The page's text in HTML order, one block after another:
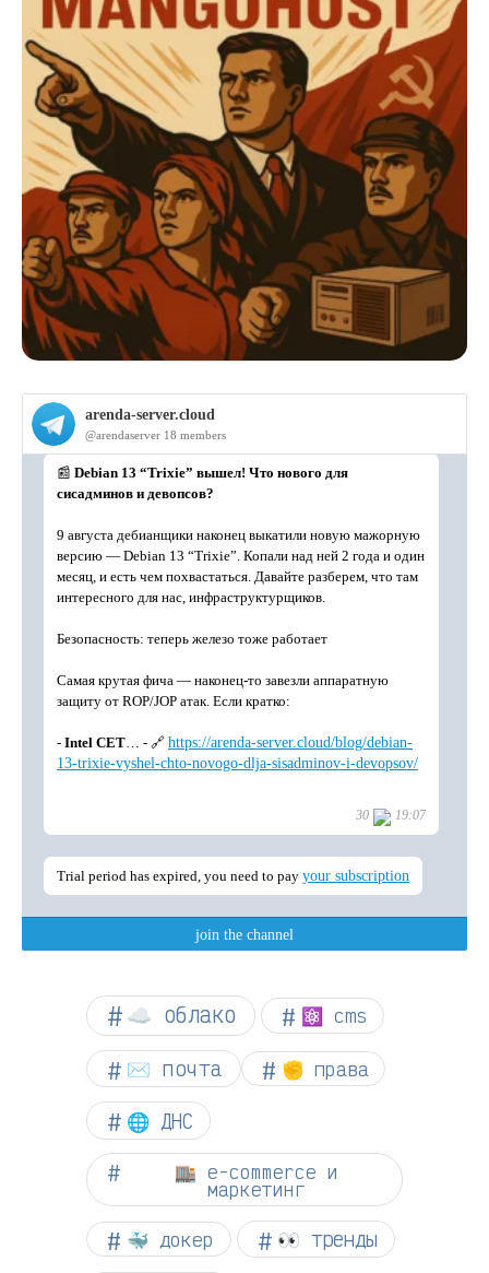
☁︎ облако ⚛ cms
✉️ почта ✊ права
🌐 ДНС
🏬 e-commerce и
маркетинг
🐳 докер 👀 тренды